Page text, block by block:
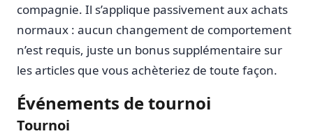
compagnie. Il s’applique passivement aux achats
normaux : aucun changement de comportement
n’est requis, juste un bonus supplémentaire sur
les articles que vous achèteriez de toute façon.
Événements de tournoi
Tournoi